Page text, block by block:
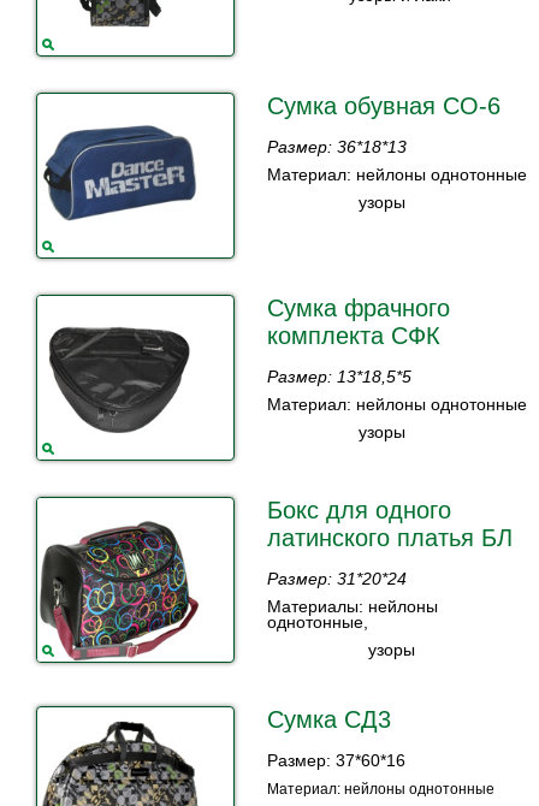
Сумка обувная СО-6
Размер: 36*18*13
Материал: нейлоны однотонные
узоры
Сумка фрачного
комплекта СФК
Размер: 13*18,5*5
Материал: нейлоны однотонные
узоры
Бокс для одного
латинского платья БЛ
Размер: 31*20*24
Материалы: нейлоны
однотонные,
узоры
Сумка СД3
Размер: 37*60*16
Материал: нейлоны однотонные